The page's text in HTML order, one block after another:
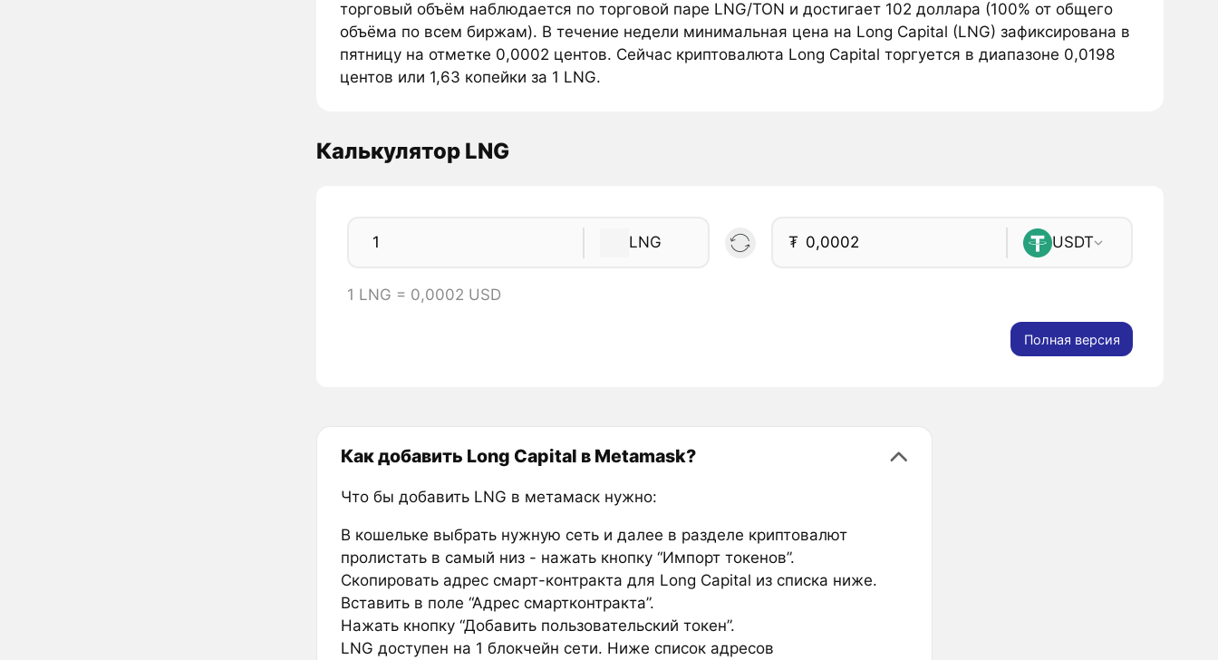
торговый объём наблюдается по торговой паре LNG/TON и достигает 102 доллара (100% от общего
объёма по всем биржам). В течение недели минимальная цена на Long Capital (LNG) зафиксирована в
пятницу на отметке 0,0002 центов. Сейчас криптовалюта Long Capital торгуется в диапазоне 0,0198
центов или 1,63 копейки за 1 LNG.
Калькулятор LNG
LNG ₮ USDT
1 LNG = 0,0002 USD
Полная версия
Как добавить Long Capital в Metamask?
Что бы добавить LNG в метамаск нужно:
В кошельке выбрать нужную сеть и далее в разделе криптовалют
пролистать в самый низ - нажать кнопку “Импорт токенов”.
Скопировать адрес смарт-контракта для Long Capital из списка ниже.
Вставить в поле “Адрес смартконтракта”.
Нажать кнопку “Добавить пользовательский токен”.
LNG доступен на 1 блокчейн сети. Ниже список адресов